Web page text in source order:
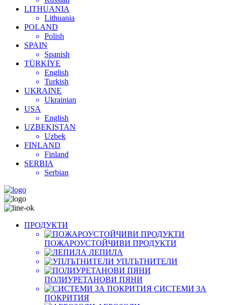
LITHUANIA
Lithuania
POLAND
Polish
SPAIN
Spanish
TÜRKİYE
English
Turkish
UKRAINE
Ukrainian
USA
English
UZBEKISTAN
Uzbek
FINLAND
Finland
SERBIA
Serbian
ПРОДУКТИ
ПОЖАРОУСТОЙЧИВИ ПРОДУКТИ
ЛЕПИЛА
УПЛЪТНИТЕЛИ
ПОЛИУРЕТАНОВИ ПЯНИ
СИСТЕМИ ЗА
ПОКРИТИЯ